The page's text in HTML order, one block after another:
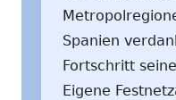
Spanien
Fortschritt
Eigene